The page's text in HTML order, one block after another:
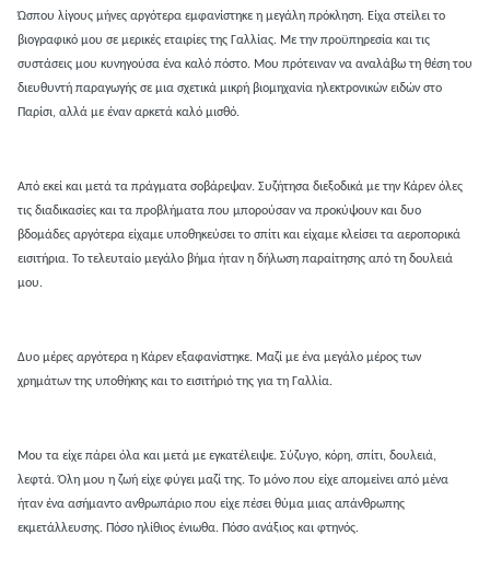
Ώσπου λίγους μήνες αργότερα εμφανίστηκε η μεγάλη πρόκληση. Είχα στείλει το
βιογραφικό μου σε μερικές εταιρίες της Γαλλίας. Με την προϋπηρεσία και τις
συστάσεις μου κυνηγούσα ένα καλό πόστο. Μου πρότειναν να αναλάβω τη θέση του
διευθυντή παραγωγής σε μια σχετικά μικρή βιομηχανία ηλεκτρονικών ειδών στο
Παρίσι, αλλά με έναν αρκετά καλό μισθό.
Από εκεί και μετά τα πράγματα σοβάρεψαν. Συζήτησα διεξοδικά με την Κάρεν όλες
τις διαδικασίες και τα προβλήματα που μπορούσαν να προκύψουν και δυο
βδομάδες αργότερα είχαμε υποθηκεύσει το σπίτι και είχαμε κλείσει τα αεροπορικά
εισιτήρια. Το τελευταίο μεγάλο βήμα ήταν η δήλωση παραίτησης από τη δουλειά
μου.
Δυο μέρες αργότερα η Κάρεν εξαφανίστηκε. Μαζί με ένα μεγάλο μέρος των
χρημάτων της υποθήκης και το εισιτήριό της για τη Γαλλία.
Μου τα είχε πάρει όλα και μετά με εγκατέλειψε. Σύζυγο, κόρη, σπίτι, δουλειά,
λεφτά. Όλη μου η ζωή είχε φύγει μαζί της. Το μόνο που είχε απομείνει από μένα
ήταν ένα ασήμαντο ανθρωπάριο που είχε πέσει θύμα μιας απάνθρωπης
εκμετάλλευσης. Πόσο ηλίθιος ένιωθα. Πόσο ανάξιος και φτηνός.